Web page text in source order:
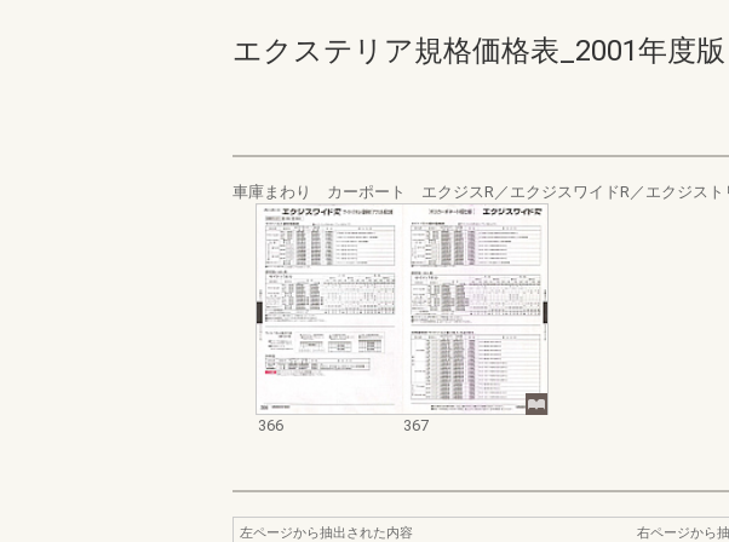
エクステリア規格価格表_2001年度
車庫まわり カーポート エクジスR／エクジスワイドR／エクジスト
366 367
左ページから抽出された内容
右ページから